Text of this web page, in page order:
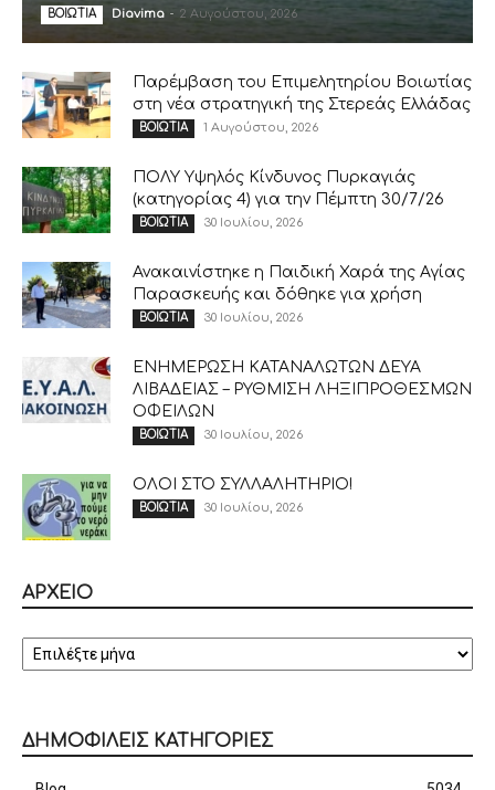
ΒΟΙΩΤΙΑ Diavima - 2 Αυγούστου, 2026
Παρέμβαση του Επιμελητηρίου Βοιωτίας
στη νέα στρατηγική της Στερεάς Ελλάδας
ΒΟΙΩΤΙΑ 1 Αυγούστου, 2026
ΠΟΛΥ Υψηλός Κίνδυνος Πυρκαγιάς
(κατηγορίας 4) για την Πέμπτη 30/7/26
ΒΟΙΩΤΙΑ 30 Ιουλίου, 2026
Ανακαινίστηκε η Παιδική Χαρά της Αγίας
Παρασκευής και δόθηκε για χρήση
ΒΟΙΩΤΙΑ 30 Ιουλίου, 2026
ΕΝΗΜΕΡΩΣΗ ΚΑΤΑΝΑΛΩΤΩΝ ΔΕΥΑ
ΛΙΒΑΔΕΙΑΣ – ΡΥΘΜΙΣΗ ΛΗΞΙΠΡΟΘΕΣΜΩΝ
ΟΦΕΙΛΩΝ
ΒΟΙΩΤΙΑ 30 Ιουλίου, 2026
ΟΛΟΙ ΣΤΟ ΣΥΛΛΑΛΗΤΗΡΙΟ!
ΒΟΙΩΤΙΑ 30 Ιουλίου, 2026
ΑΡΧΕΙΟ
ΔΗΜΟΦΙΛΕΙΣ ΚΑΤΗΓΟΡΙΕΣ